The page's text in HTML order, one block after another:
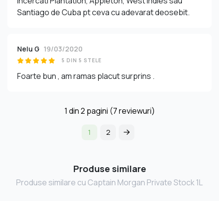
Santiago de Cuba pt ceva cu adevarat deosebit.
Nelu G 19/03/2020
5 DIN 5 STELE
Foarte bun , am ramas placut surprins .
1 din2 pagini (7 reviewuri)
1 2
Produse similare
Produse similare cu Captain Morgan Private Stock 1L